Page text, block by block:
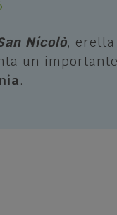
Nicolò,
un
.